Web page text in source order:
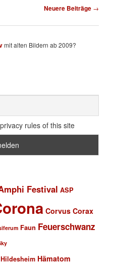
Neuere Beiträge →
mit alten Bildern ab 2009?
rules of this site
Festival ASP
Corvus Corax
Faun Feuerschwanz
Hildesheim Hämatom